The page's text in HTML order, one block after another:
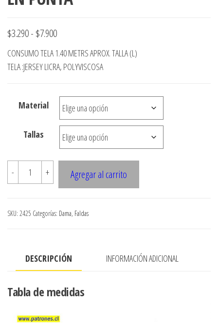
$3.290- $7.900Rango
de
precios:
$3.290
hasta
$7.900
CONSUMO TELA 1.40 METRS APROX. TALLA (L)
TELA :JERSEY LICRA, POLYVISCOSA
Material
Tallas
-
2425
FALDA
EVASE,
TERMINADO
PUNTA
+ Agregar al carrito
SKU: 2425 Categorías: Dama, Faldas
DESCRIPCIÓN INFORMACIÓN ADICIONAL
Tabla de medidas